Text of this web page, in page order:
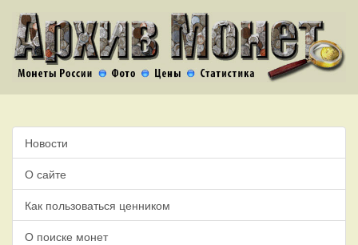
Новости
О сайте
Как пользоваться ценником
О поиске монет